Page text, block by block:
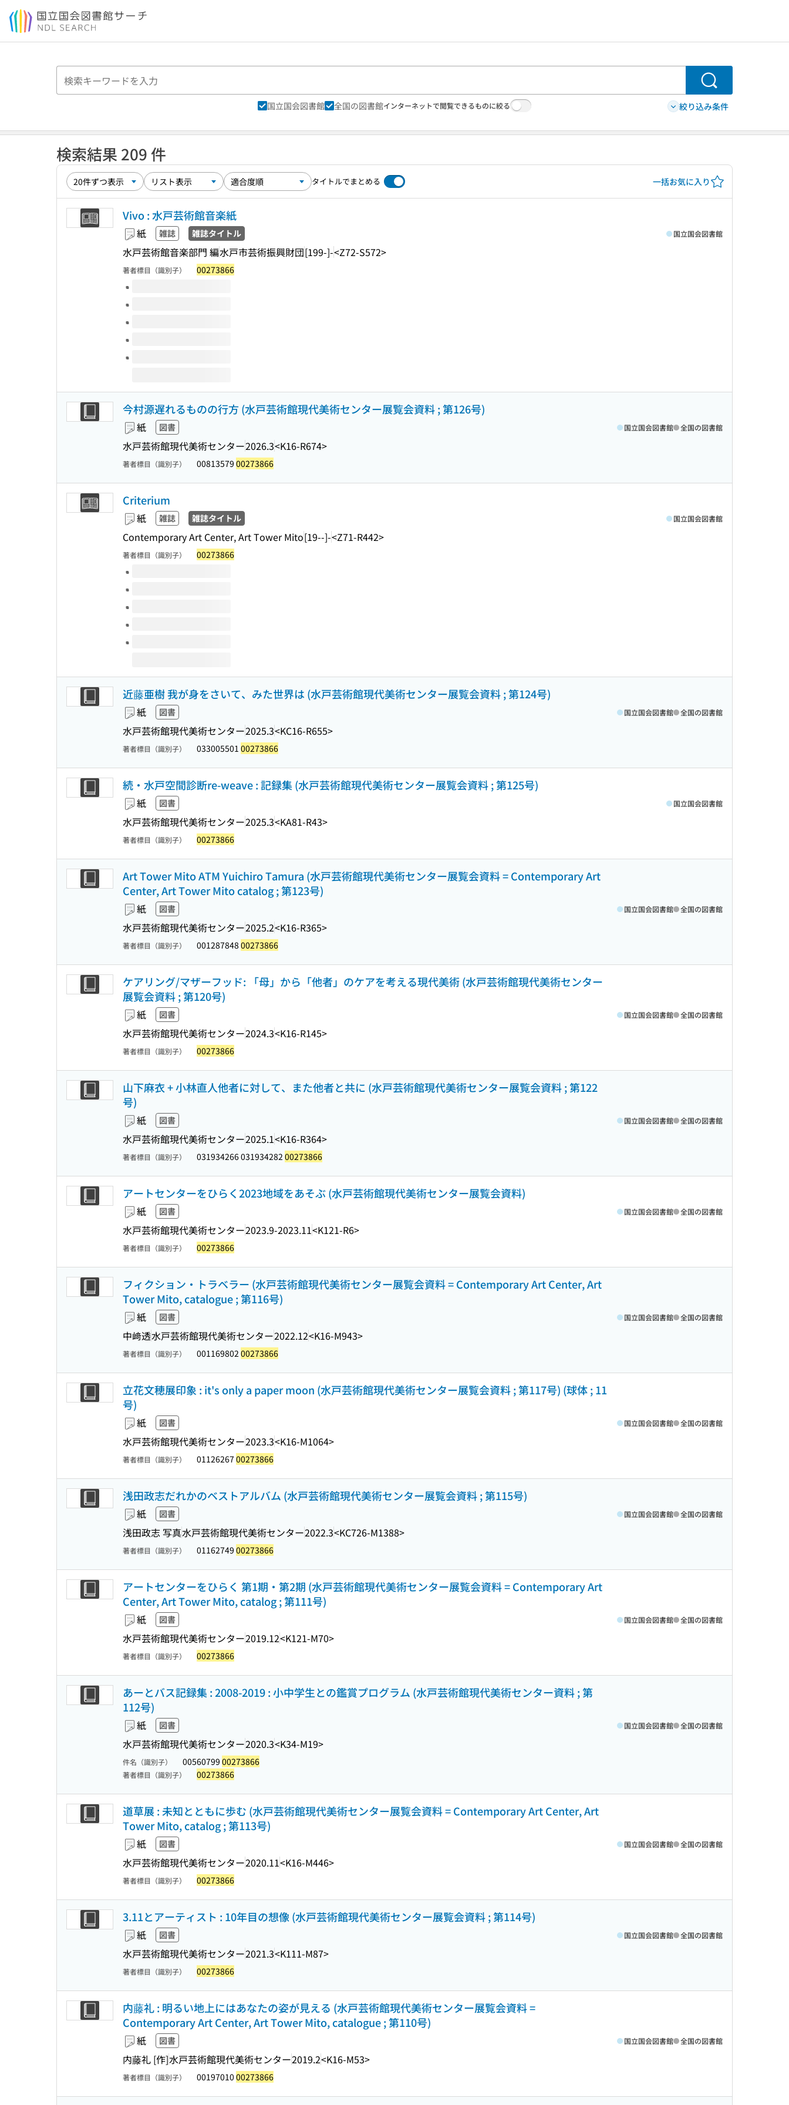
本文へ移動
検索
国立国会図書館 全国の図書館インターネットで閲覧できるものに絞る 絞り込み条件
検索結果 209 件
タイトルでまとめる 一括お気に入り
Vivo : 水戸芸術館音楽紙
紙 雑誌 雑誌タイトル
水戸芸術館音楽部門 編水戸市芸術振興財団[199-]-<Z72-S572>
国立国会図書館
著者標目（識別子） 00273866
このタイトルの巻号
今村源遅れるものの行方 (水戸芸術館現代美術センター展覧会資料 ; 第126号)
紙 図書
水戸芸術館現代美術センター2026.3<K16-R674>
国立国会図書館 全国の図書館
著者標目（識別子） 00813579 00273866
Criterium
紙 雑誌 雑誌タイトル
Contemporary Art Center, Art Tower Mito[19--]-<Z71-R442>
国立国会図書館
著者標目（識別子） 00273866
このタイトルの巻号
近藤亜樹 我が身をさいて、みた世界は (水戸芸術館現代美術センター展覧会資料 ; 第124号)
紙 図書
水戸芸術館現代美術センター2025.3<KC16-R655>
国立国会図書館 全国の図書館
著者標目（識別子） 033005501 00273866
続・水戸空間診断re-weave : 記録集 (水戸芸術館現代美術センター展覧会資料 ; 第125号)
紙 図書
水戸芸術館現代美術センター2025.3<KA81-R43>
国立国会図書館
著者標目（識別子） 00273866
Art Tower Mito ATM Yuichiro Tamura (水戸芸術館現代美術センター展覧会資料 = Contemporary Art
Center, Art Tower Mito catalog ; 第123号)
紙 図書
水戸芸術館現代美術センター2025.2<K16-R365>
国立国会図書館 全国の図書館
著者標目（識別子） 001287848 00273866
ケアリング/マザーフッド: 「母」から「他者」のケアを考える現代美術 (水戸芸術館現代美術センター
展覧会資料 ; 第120号)
紙 図書
水戸芸術館現代美術センター2024.3<K16-R145>
国立国会図書館 全国の図書館
著者標目（識別子） 00273866
山下麻衣 + 小林直人他者に対して、また他者と共に (水戸芸術館現代美術センター展覧会資料 ; 第122
号)
紙 図書
水戸芸術館現代美術センター2025.1<K16-R364>
国立国会図書館 全国の図書館
著者標目（識別子） 031934266 031934282 00273866
アートセンターをひらく2023地域をあそぶ (水戸芸術館現代美術センター展覧会資料)
紙 図書
水戸芸術館現代美術センター2023.9-2023.11<K121-R6>
国立国会図書館 全国の図書館
著者標目（識別子） 00273866
フィクション・トラベラー (水戸芸術館現代美術センター展覧会資料 = Contemporary Art Center, Art
Tower Mito, catalogue ; 第116号)
紙 図書
中﨑透水戸芸術館現代美術センター2022.12<K16-M943>
国立国会図書館 全国の図書館
著者標目（識別子） 001169802 00273866
立花文穂展印象 : it's only a paper moon (水戸芸術館現代美術センター展覧会資料 ; 第117号) (球体 ; 11
号)
紙 図書
水戸芸術館現代美術センター2023.3<K16-M1064>
国立国会図書館 全国の図書館
著者標目（識別子） 01126267 00273866
浅田政志だれかのベストアルバム (水戸芸術館現代美術センター展覧会資料 ; 第115号)
紙 図書
浅田政志 写真水戸芸術館現代美術センター2022.3<KC726-M1388>
国立国会図書館 全国の図書館
著者標目（識別子） 01162749 00273866
アートセンターをひらく 第1期・第2期 (水戸芸術館現代美術センター展覧会資料 = Contemporary Art
Center, Art Tower Mito, catalog ; 第111号)
紙 図書
水戸芸術館現代美術センター2019.12<K121-M70>
国立国会図書館 全国の図書館
著者標目（識別子） 00273866
あーとバス記録集 : 2008-2019 : 小中学生との鑑賞プログラム (水戸芸術館現代美術センター資料 ; 第
112号)
紙 図書
水戸芸術館現代美術センター2020.3<K34-M19>
国立国会図書館 全国の図書館
件名（識別子） 00560799 00273866
著者標目（識別子） 00273866
道草展 : 未知とともに歩む (水戸芸術館現代美術センター展覧会資料 = Contemporary Art Center, Art
Tower Mito, catalog ; 第113号)
紙 図書
水戸芸術館現代美術センター2020.11<K16-M446>
国立国会図書館 全国の図書館
著者標目（識別子） 00273866
3.11とアーティスト : 10年目の想像 (水戸芸術館現代美術センター展覧会資料 ; 第114号)
紙 図書
水戸芸術館現代美術センター2021.3<K111-M87>
国立国会図書館 全国の図書館
著者標目（識別子） 00273866
内藤礼 : 明るい地上にはあなたの姿が見える (水戸芸術館現代美術センター展覧会資料 =
Contemporary Art Center, Art Tower Mito, catalogue ; 第110号)
紙 図書
内藤礼 [作]水戸芸術館現代美術センター2019.2<K16-M53>
国立国会図書館 全国の図書館
著者標目（識別子） 00197010 00273866